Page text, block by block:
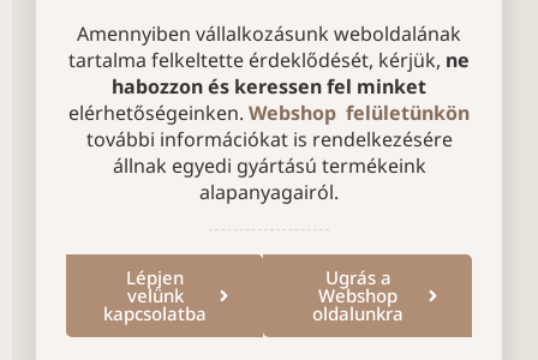
Amennyiben vállalkozásunk weboldalának
tartalma felkeltette érdeklődését, kérjük, ne
habozzon és keressen fel minket
elérhetőségeinken. Webshop felületünkön
további információkat is rendelkezésére
állnak egyedi gyártású termékeink
alapanyagairól.
Lépjen
velünk
kapcsolatba
Ugrás a
Webshop
oldalunkra